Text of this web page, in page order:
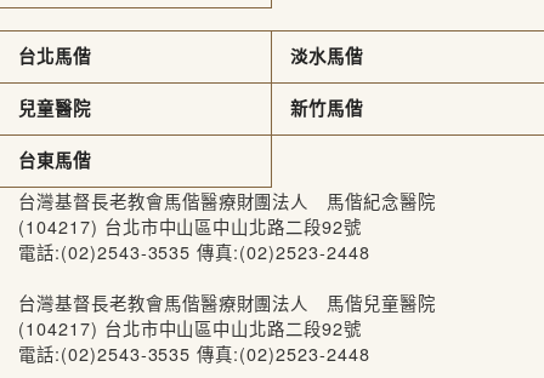
台北馬偕 淡水馬偕
兒童醫院 新竹馬偕
台東馬偕
台灣基督長老教會馬偕醫療財團法人 馬偕紀念醫院
(104217) 台北市中山區中山北路二段92號
電話:(02)2543-3535 傳真:(02)2523-2448
台灣基督長老教會馬偕醫療財團法人 馬偕兒童醫院
(104217) 台北市中山區中山北路二段92號
電話:(02)2543-3535 傳真:(02)2523-2448